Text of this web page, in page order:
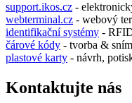
support.ikos.cz -
webterminal.cz - webový
identifikační systémy -
čárové kódy - tvorba &
plastové karty - návrh,
Kontaktujte nás